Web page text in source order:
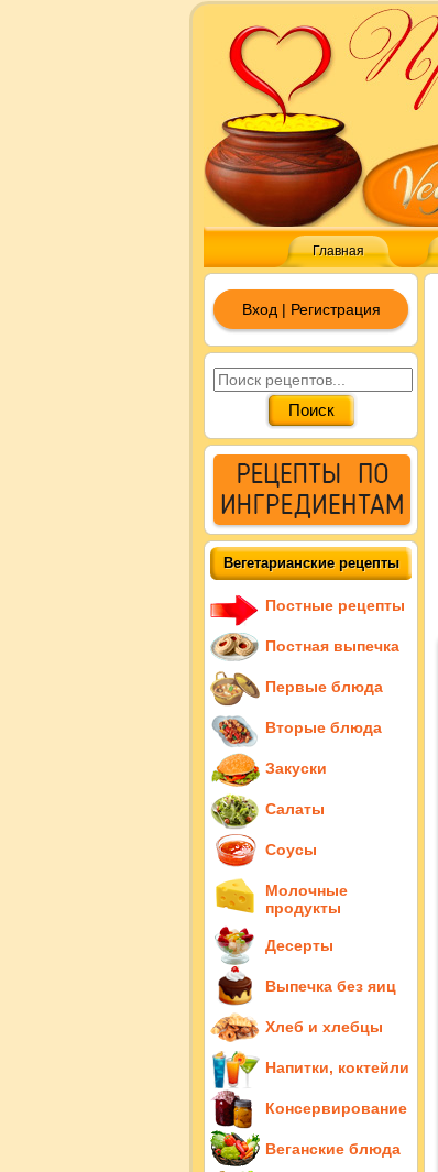
Главная
Вход | Регистрация
Вегетарианские рецепты
Постные рецепты
Постная выпечка
Первые блюда
Вторые блюда
Закуски
Салаты
Соусы
Молочные
продукты
Десерты
Выпечка без яиц
Хлеб и хлебцы
Напитки, коктейли
Консервирование
Веганские блюда